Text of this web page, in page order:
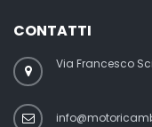
CONTATTI
Via Francesco